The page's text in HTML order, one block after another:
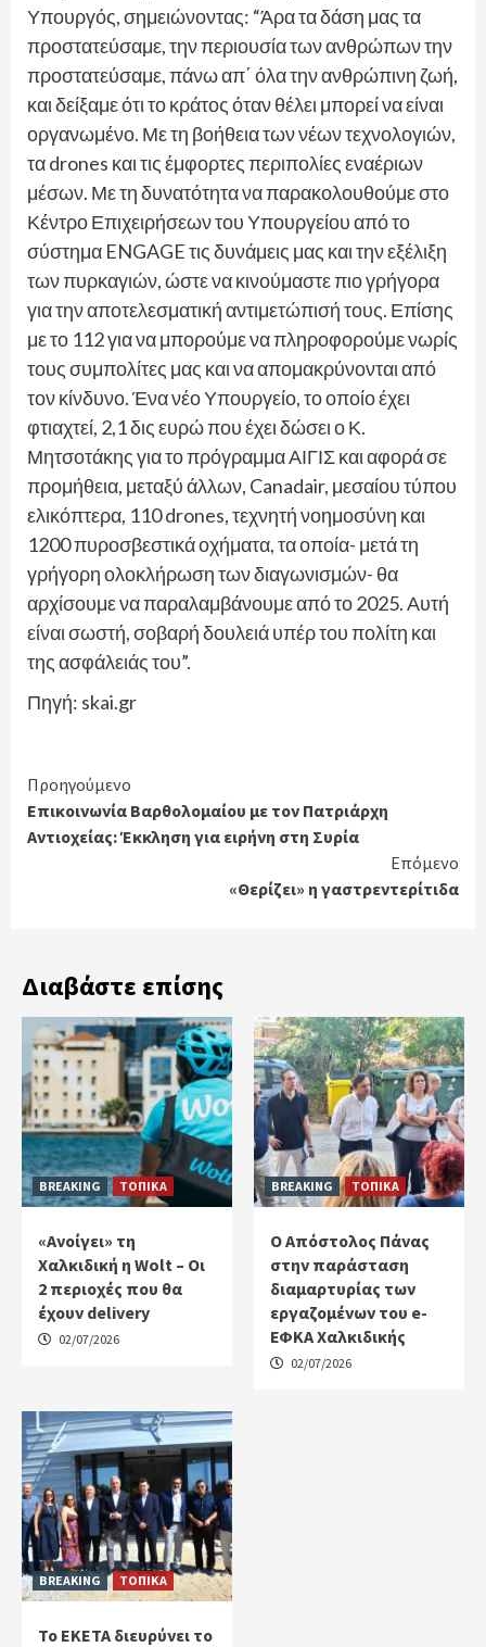
Υπουργός, σημειώνοντας: “Άρα τα δάση μας τα
προστατεύσαμε, την περιουσία των ανθρώπων την
προστατεύσαμε, πάνω απ΄ όλα την ανθρώπινη ζωή,
και δείξαμε ότι το κράτος όταν θέλει μπορεί να είναι
οργανωμένο. Με τη βοήθεια των νέων τεχνολογιών,
τα drones και τις έμφορτες περιπολίες εναέριων
μέσων. Με τη δυνατότητα να παρακολουθούμε στο
Κέντρο Επιχειρήσεων του Υπουργείου από το
σύστημα ENGAGE τις δυνάμεις μας και την εξέλιξη
των πυρκαγιών, ώστε να κινούμαστε πιο γρήγορα
για την αποτελεσματική αντιμετώπισή τους. Επίσης
με το 112 για να μπορούμε να πληροφορούμε νωρίς
τους συμπολίτες μας και να απομακρύνονται από
τον κίνδυνο. Ένα νέο Υπουργείο, το οποίο έχει
φτιαχτεί, 2,1 δις ευρώ που έχει δώσει ο Κ.
Μητσοτάκης για το πρόγραμμα ΑΙΓΙΣ και αφορά σε
προμήθεια, μεταξύ άλλων, Canadair, μεσαίου τύπου
ελικόπτερα, 110 drones, τεχνητή νοημοσύνη και
1200 πυροσβεστικά οχήματα, τα οποία- μετά τη
γρήγορη ολοκλήρωση των διαγωνισμών- θα
αρχίσουμε να παραλαμβάνουμε από το 2025. Αυτή
είναι σωστή, σοβαρή δουλειά υπέρ του πολίτη και
της ασφάλειάς του”.
Πηγή: skai.gr
Continue
Reading
Προηγούμενο
Επικοινωνία Βαρθολομαίου με τον Πατριάρχη
Αντιοχείας: Έκκληση για ειρήνη στη Συρία
Επόμενο
«Θερίζει» η γαστρεντερίτιδα
Διαβάστε επίσης
BREAKING ΤΟΠΙΚΑ
«Ανοίγει» τη
Χαλκιδική η Wolt – Οι
2 περιοχές που θα
έχουν delivery
02/07/2026
BREAKING ΤΟΠΙΚΑ
Ο Απόστολος Πάνας
στην παράσταση
διαμαρτυρίας των
εργαζομένων του e-
ΕΦΚΑ Χαλκιδικής
02/07/2026
BREAKING ΤΟΠΙΚΑ
Το ΕΚΕΤΑ διευρύνει το